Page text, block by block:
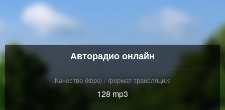
Авторадио онлайн
Качество (kbps) / формат трансляции:
128 mp3